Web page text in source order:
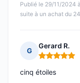
Publié le 29/11/2024
suite à un achat du
G
Gerard R.
Note : 5 sur 5
cinq étoiles